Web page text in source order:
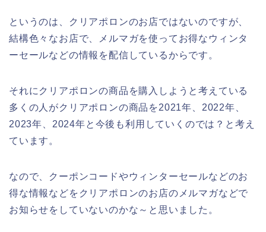
というのは、クリアポロンのお店ではないのですが、
結構色々なお店で、メルマガを使ってお得なウィンタ
ーセールなどの情報を配信しているからです。
それにクリアポロンの商品を購入しようと考えている
多くの人がクリアポロンの商品を2021年、2022年、
2023年、2024年と今後も利用していくのでは？と考え
ています。
なので、クーポンコードやウィンターセールなどのお
得な情報などをクリアポロンのお店のメルマガなどで
お知らせをしていないのかな～と思いました。